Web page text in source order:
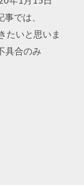
では、
たいと思いま
具合のみ